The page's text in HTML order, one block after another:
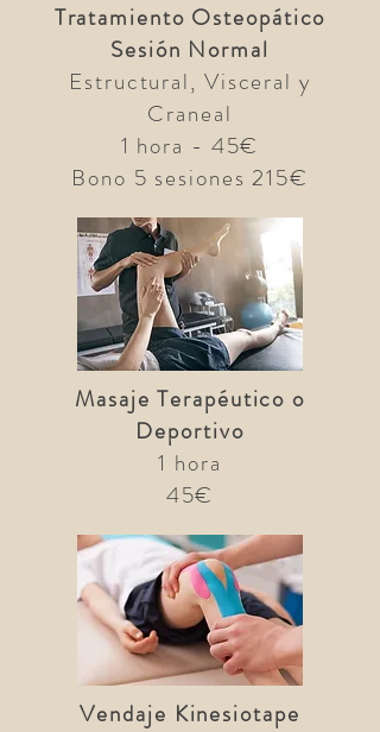
Tratamiento Osteopático
Sesión Normal
Estructural, Visceral y
Craneal
1 hora - 45€
Bono 5 sesiones 215€
Masaje Terapéutico o
Deportivo
1 hora
45€
Vendaje Kinesiotape